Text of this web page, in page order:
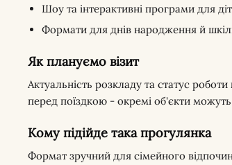
Шоу та інтерактивні програми для
Формати для днів народження й
Як плануємо візит
Актуальність розкладу та статус
перед поїздкою - окремі об'єкти
Кому підійде така прогулянка
Формат зручний для сімейного